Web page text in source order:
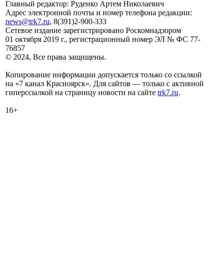
Главный редактор: Руденко Артем Николаевич
Адрес электронной почты и номер телефона редакции:
news@trk7.ru, 8(391)2-900-333
Сетевое издание зарегистрировано Роскомнадзором
01 октября 2019 г., регистрационный номер ЭЛ № ФС 77-
76857
© 2024, Все права защищены.
Копирование информации допускается только со ссылкой
на «7 канал Красноярск». Для сайтов — только с активной
гиперссылкой на страницу новости на сайте trk7.ru.
16+